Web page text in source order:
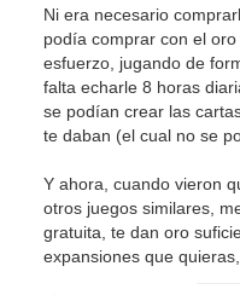
Ni era necesario
podía comprar con el
esfuerzo, jugando de
falta echarle 8 horas
se podían crear las
te daban (el cual no se
Y ahora, cuando vieron
otros juegos similares,
gratuita, te dan oro
expansiones que